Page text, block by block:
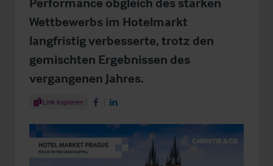
Wettbewerbs im Hotelmarkt
langfristig verbesserte, trotz den
gemischten Ergebnissen des
vergangenen Jahres.
Share Article
Link kopieren Share on Facebook
Share on LinkedIn